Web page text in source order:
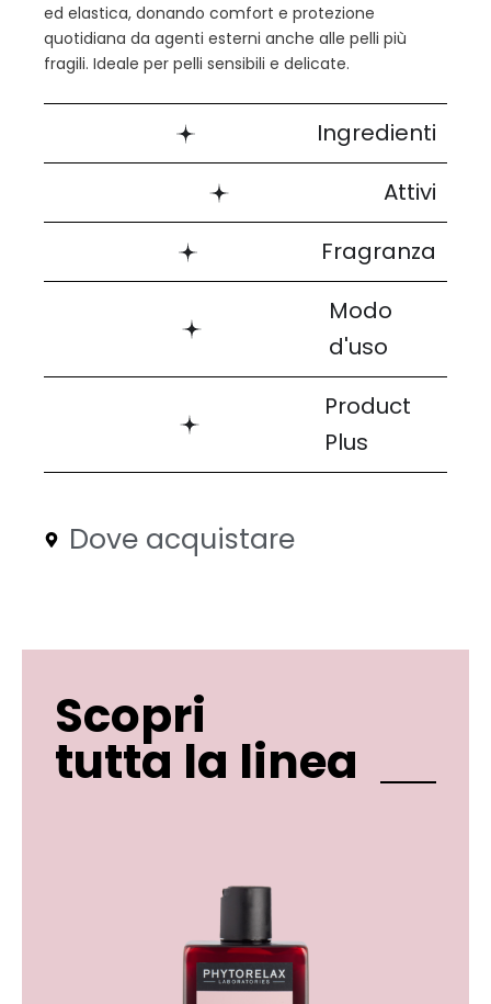
ed elastica, donando comfort e protezione
quotidiana da agenti esterni anche alle pelli più
fragili. Ideale per pelli sensibili e delicate.
Ingredienti
Attivi
Fragranza
Modo
d'uso
Product
Plus
Dove acquistare
Scopri
tutta la linea